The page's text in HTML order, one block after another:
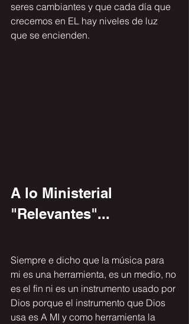
seres cambiantes y que cada día que
crecemos en EL hay niveles de luz
que se encienden.
A lo Ministerial
"Relevantes"...
Siempre e dicho que la música para
mi es una herramienta, es un medio, no
es el fin ni es un instrumento usado por
Dios porque el instrumento que Dios
usa es A MI y como herramienta la